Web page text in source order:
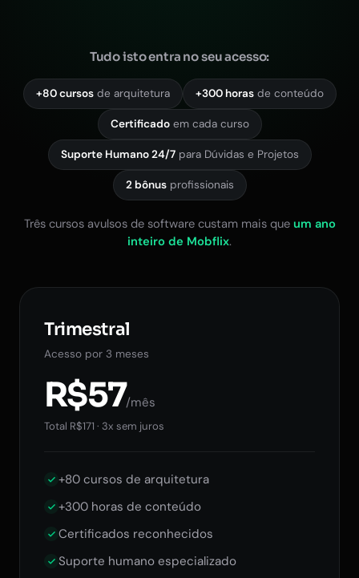
Tudo isto entra no seu acesso:
+80 cursosde arquitetura +300 horasde conteúdo
Certificadoem cada curso
Suporte Humano 24/7para Dúvidas e Projetos
2 bônusprofissionais
Três cursos avulsos de software custam mais que um ano
inteiro de Mobflix.
Trimestral
Acesso por 3 meses
R$57/mês
Total R$171 · 3x sem juros
+80 cursos de arquitetura
+300 horas de conteúdo
Certificados reconhecidos
Suporte humano especializado